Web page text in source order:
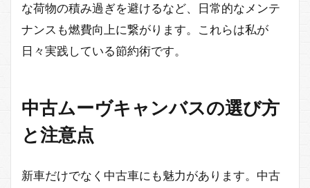
な荷物の積み過ぎを避けるなど、日常的なメンテ
ナンスも燃費向上に繋がります。これらは私が
日々実践している節約術です。
中古ムーヴキャンバスの選び方
と注意点
新車だけでなく中古車にも魅力があります。中古